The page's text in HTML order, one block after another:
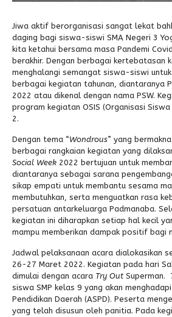
Jiwa aktif berorganisasi sangat lekat
daging bagi siswa-siswi SMA Negeri 3
kita ketahui bersama masa Pandemi
berakhir. Dengan berbagai kertebatasan
menghalangi semangat siswa-siswi
berbagai kegiatan tahunan, diantaranya
2022 atau dikenal dengan nama PSW.
program kegiatan OSIS (Organisasi
2.
Dengan tema “Wondrous” yang
berbagai rangkaian kegiatan yang
Social Week 2022 bertujuan untuk
diantaranya sebagai sarana
sikap empati untuk membantu sesama
membutuhkan, serta menguatkan rasa
persatuan antarkeluarga Padmanaba.
kegiatan ini diharapkan setiap hal kecil
mampu memberikan dampak positif bagi
Jadwal pelaksanaan acara dialokasikan
26-27 Maret 2022. Kegiatan pada hari
dimulai dengan acara Try Out Superman.
siswa SMP kelas 9 yang akan
Pendidikan Daerah (ASPD). Peserta
yang telah disusun oleh panitia. Pada